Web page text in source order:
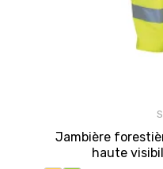
Jambière
haute